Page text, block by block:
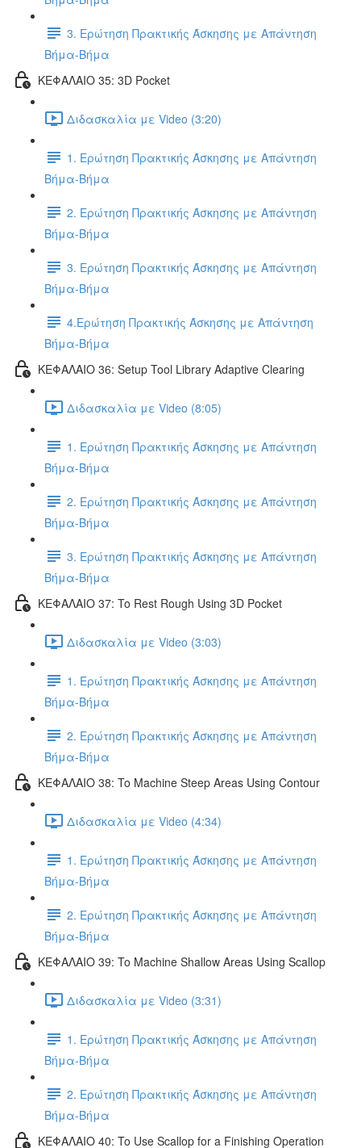
3. Ερώτηση Πρακτικής Άσκησης με Απάντηση
Βήμα-Βήμα
ΚΕΦΑΛΑΙΟ 35: 3D Pocket
Διδασκαλία με Video (3:20)
1. Ερώτηση Πρακτικής Άσκησης με Απάντηση
Βήμα-Βήμα
2. Ερώτηση Πρακτικής Άσκησης με Απάντηση
Βήμα-Βήμα
3. Ερώτηση Πρακτικής Άσκησης με Απάντηση
Βήμα-Βήμα
4.Ερώτηση Πρακτικής Άσκησης με Απάντηση
Βήμα-Βήμα
ΚΕΦΑΛΑΙΟ 36: Setup Tool Library Adaptive Clearing
Διδασκαλία με Video (8:05)
1. Ερώτηση Πρακτικής Άσκησης με Απάντηση
Βήμα-Βήμα
2. Ερώτηση Πρακτικής Άσκησης με Απάντηση
Βήμα-Βήμα
3. Ερώτηση Πρακτικής Άσκησης με Απάντηση
Βήμα-Βήμα
ΚΕΦΑΛΑΙΟ 37: To Rest Rough Using 3D Pocket
Διδασκαλία με Video (3:03)
1. Ερώτηση Πρακτικής Άσκησης με Απάντηση
Βήμα-Βήμα
2. Ερώτηση Πρακτικής Άσκησης με Απάντηση
Βήμα-Βήμα
ΚΕΦΑΛΑΙΟ 38: To Machine Steep Areas Using Contour
Διδασκαλία με Video (4:34)
1. Ερώτηση Πρακτικής Άσκησης με Απάντηση
Βήμα-Βήμα
2. Ερώτηση Πρακτικής Άσκησης με Απάντηση
Βήμα-Βήμα
ΚΕΦΑΛΑΙΟ 39: To Machine Shallow Areas Using Scallop
Διδασκαλία με Video (3:31)
1. Ερώτηση Πρακτικής Άσκησης με Απάντηση
Βήμα-Βήμα
2. Ερώτηση Πρακτικής Άσκησης με Απάντηση
Βήμα-Βήμα
ΚΕΦΑΛΑΙΟ 40: To Use Scallop for a Finishing Operation